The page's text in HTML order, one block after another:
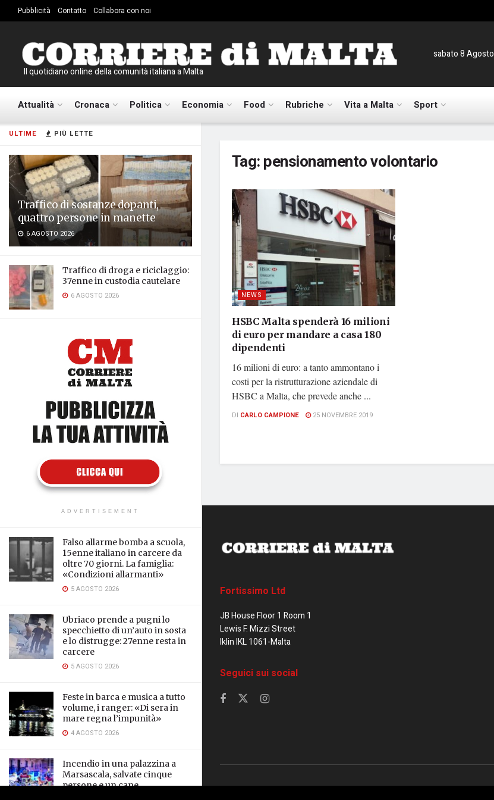
ULTIME PIÙ LETTE
Traffico di sostanze dopanti,
quattro persone in manette
6 AGOSTO 2026
Traffico di droga e riciclaggio:
37enne in custodia cautelare
6 AGOSTO 2026
ADVERTISEMENT
Falso allarme bomba a scuola,
15enne italiano in carcere da
oltre 70 giorni. La famiglia:
«Condizioni allarmanti»
5 AGOSTO 2026
Ubriaco prende a pugni lo
specchietto di un’auto in sosta
e lo distrugge: 27enne resta in
carcere
5 AGOSTO 2026
Feste in barca e musica a tutto
volume, i ranger: «Di sera in
mare regna l’impunità»
4 AGOSTO 2026
Incendio in una palazzina a
Marsascala, salvate cinque
persone e un cane
Pubblicità Contatto Collabora con noi
Il quotidiano online della comunità italiana a Malta
sabato 8 Agosto
Attualità Cronaca Politica Economia Food Rubriche Vita a Malta Sport
Tag:pensionamento volontario
NEWS
HSBC Malta spenderà 16 milioni
di euro per mandare a casa 180
dipendenti
16 milioni di euro: a tanto ammontano i
costi per la ristrutturazione aziendale di
HSBC a Malta, che prevede anche ...
DI CARLO CAMPIONE 25 NOVEMBRE 2019
Fortissimo Ltd
JB House Floor 1 Room 1
Lewis F. Mizzi Street
Iklin IKL 1061-Malta
Seguici sui social